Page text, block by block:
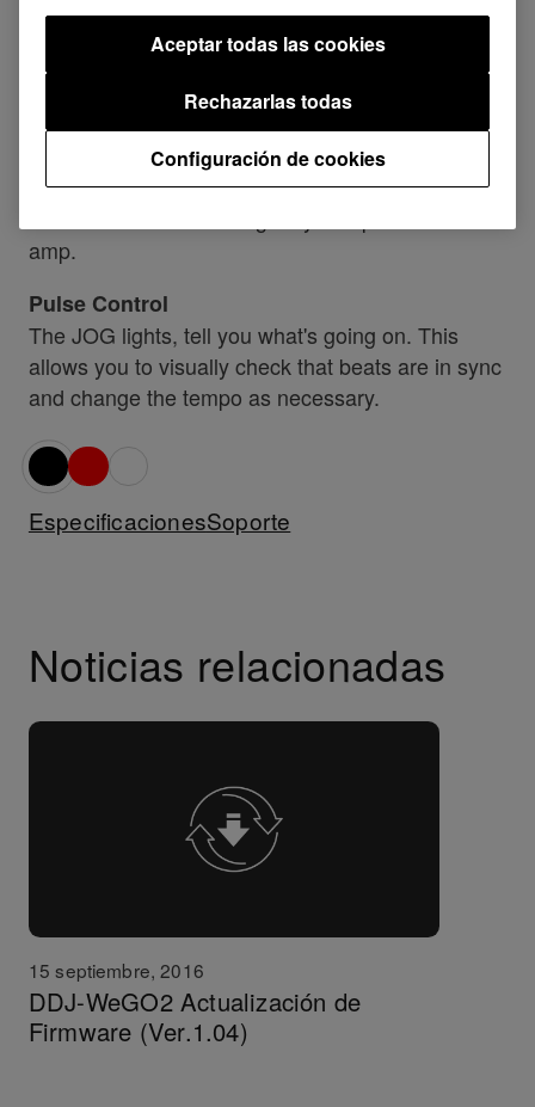
Simply use the provided Lightning to USB cable to
connect the DDJ-WeGO2 to an iPhone/iPod
touch/iPad running Algoriddim's djay2 app, and
mash up tracks straight from iTunes.
Soundcard inside
No hassle with external soundcards. This
amp.
Pulse Control
The JOG lights, tell you what's going on. This
allows you to visually check that beats are in sync
and change the tempo as necessary.
EspecificacionesSoporte
Noticias relacionadas
15 septiembre, 2016
DDJ-WeGO2 Actualización de
Firmware (Ver.1.04)
Configuración de cookies
Rechazarlas todas
Aceptar todas las cookies